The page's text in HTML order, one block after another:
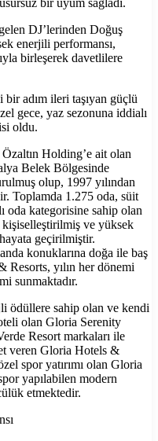
DJ’lerinden Doğuş
enerjili performansı,
birleşerek davetlilere
adım ileri taşıyan güçlü
gece, yaz sezonuna iddialı
oldu.
Özaltın Holding’e ait olan
Belek Bölgesinde
olup, 1997 yılından
Toplamda 1.275 oda, süit
oda kategorisine sahip olan
ve yüksek
geçirilmiştir.
konuklarına doğa ile baş
Resorts, yılın her dönemi
sunmaktadır.
ödüllere sahip olan ve kendi
oteli olan Gloria Serenity
Resort markaları ile
veren Gloria Hotels &
spor yatırımı olan Gloria
yapılabilen modern
etmektedir.